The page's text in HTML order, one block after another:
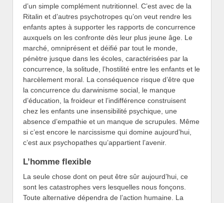
d’un simple complément nutritionnel. C’est avec de la
Ritalin et d’autres psychotropes qu’on veut rendre les
enfants aptes à supporter les rapports de concurrence
auxquels on les confronte dès leur plus jeune âge. Le
marché, omniprésent et déifié par tout le monde,
pénètre jusque dans les écoles, caractérisées par la
concurrence, la solitude, l’hostilité entre les enfants et le
harcèlement moral. La conséquence risque d’être que
la concurrence du darwinisme social, le manque
d’éducation, la froideur et l’indifférence construisent
chez les enfants une insensibilité psychique, une
absence d’empathie et un manque de scrupules. Même
si c’est encore le narcissisme qui domine aujourd’hui,
c’est aux psychopathes qu’appartient l’avenir.
L’homme flexible
La seule chose dont on peut être sûr aujourd’hui, ce
sont les catastrophes vers lesquelles nous fonçons.
Toute alternative dépendra de l’action humaine. La